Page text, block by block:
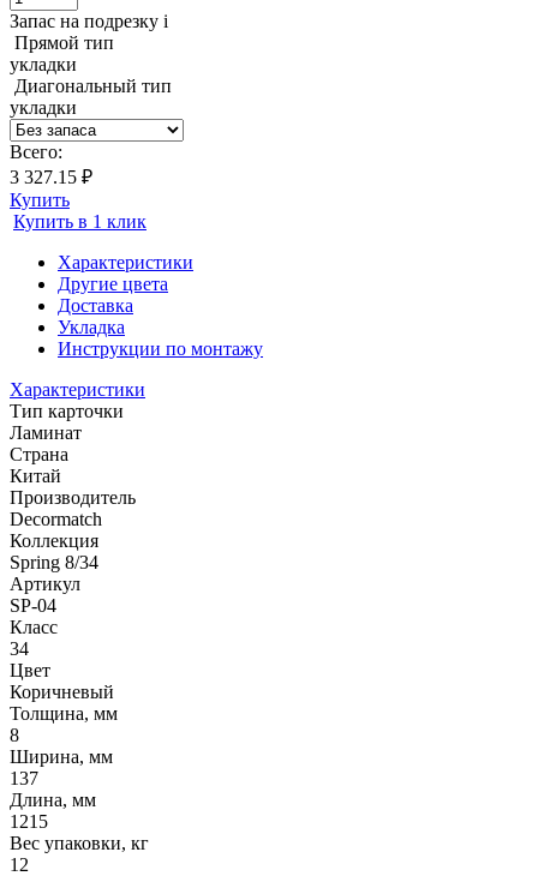
Запас на подрезку i
Прямой тип
укладки
Диагональный тип
укладки
Всего:
3 327.15 ₽
Купить
Купить в 1 клик
Характеристики
Другие цвета
Доставка
Укладка
Инструкции по монтажу
Характеристики
Тип карточки
Ламинат
Страна
Китай
Производитель
Decormatch
Коллекция
Spring 8/34
Артикул
SP-04
Класс
34
Цвет
Коричневый
Толщина, мм
8
Ширина, мм
137
Длина, мм
1215
Вес упаковки, кг
12